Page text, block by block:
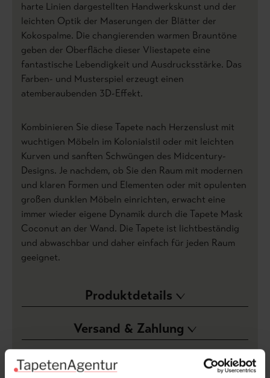
harte Linien dargestellten Handwerkskunst und der
leichten Optik der Maserungen der Blätter der
Kokospalme. Die changierenden warmen Brauntöne
geben der Oberfläche dieser Vliestapete eine
fantastische Lebendigkeit und Ausdrucksstärke. Das
Farben- und Musterspiel erzeugt einen
atemberaubenden 3D-Effekt.
Kombinieren Sie diese Tapete nach Herzenslust mit
wuchtigen Möbeln im Kolonialstil oder mit leichten
Kurven und sanften Schwüngen des Midcentury-
Designs. Je nachdem, ob Sie den Raum mit modernen
und klaren Formen und Elementen oder mit opulenten
großen dunklen Möbeln einrichten, erwacht eine
immer wieder eigene Dynamik durch die Tapete Mask
Coconut an der Wand. Die Tapete ist lichtbeständig
und abwaschbar und daher einfach für jeden Raum
geeignet.
Produktdetails
Versand & Zahlung
Bewertungen